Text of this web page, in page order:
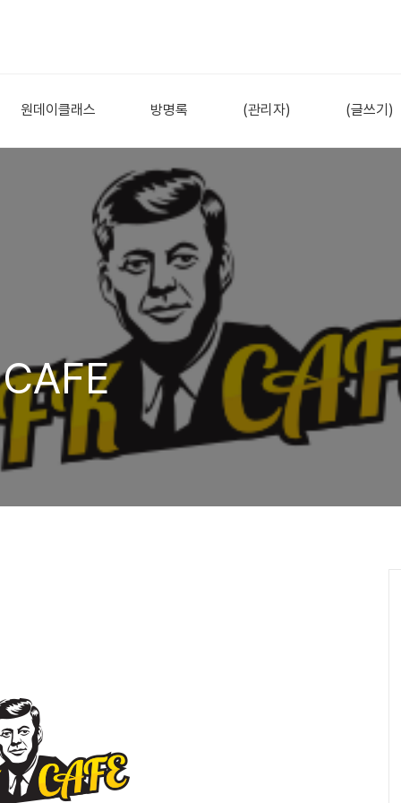
원데이클래스 방명록 (관리자) (글쓰기)